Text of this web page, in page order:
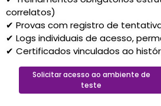
correlatos)
✔ Provas com registro de
✔ Logs individuais de acesso,
✔ Certificados vinculados ao
Solicitar acesso ao ambiente de
teste